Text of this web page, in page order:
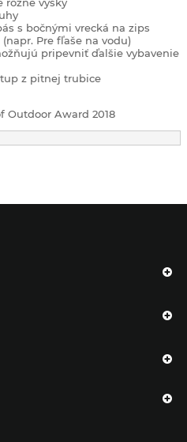
s bočnými vrecká na zips
Pre fľaše na vodu)
pripevniť ďalšie vybavenie
z pitnej trubice
Outdoor Award 2018